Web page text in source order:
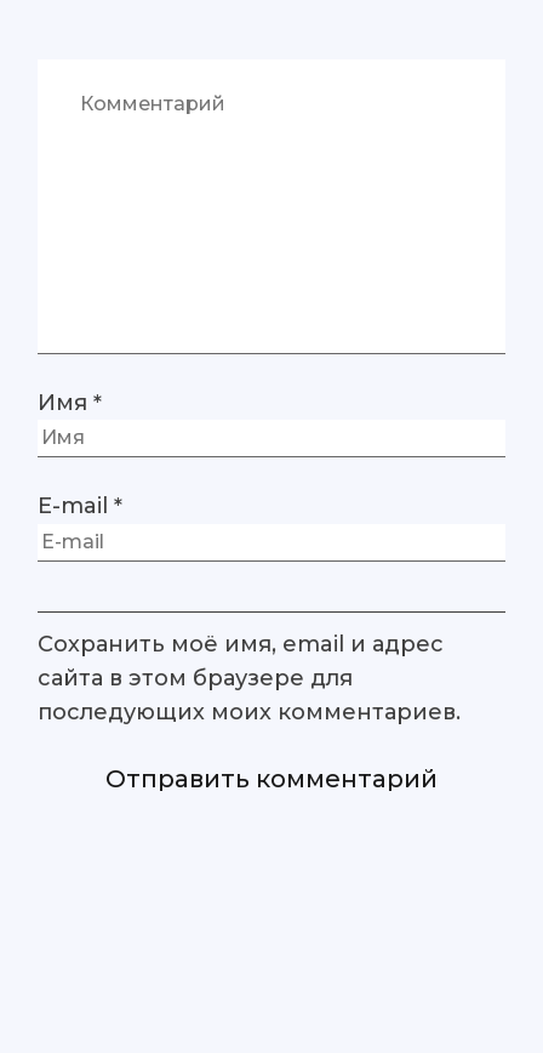
Имя*
E-mail*
Сохранить моё имя, email и адрес
сайта в этом браузере для
последующих моих комментариев.